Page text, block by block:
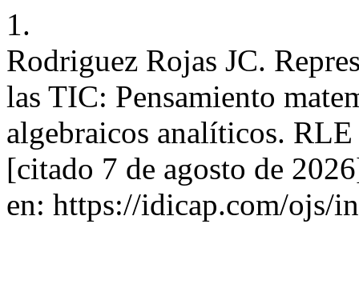
1.
Rodriguez Rojas JC.
las TIC: Pensamiento
algebraicos analíticos.
[citado 7 de agosto de
en: https://idicap.com/ojs/